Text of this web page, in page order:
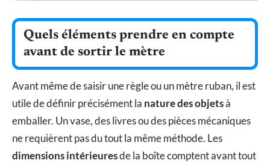
Quels éléments prendre en compte
avant de sortir le mètre
Avant même de saisir une règle ou un mètre ruban, il est
utile de définir précisément la nature des objetsà
emballer. Un vase, des livres ou des pièces mécaniques
ne requièrent pas du tout la même méthode. Les
dimensions intérieuresde la boîte comptent avant tout